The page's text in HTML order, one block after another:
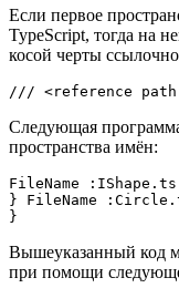
Если первое
TypeScript, тогда на
косой черты
Следующая
пространства имён:
FileName
} FileName
Вышеуказанный код
при помощи